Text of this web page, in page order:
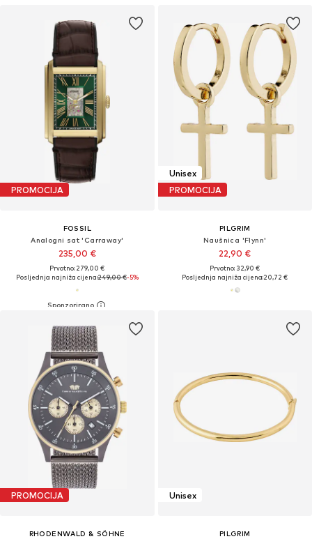
PROMOCIJA
FOSSIL
Analogni sat 'Carraway'
235,00 €
Prvotno: 279,00 €
Posljednja najniža cijena:249,00 €-5%
Unisex
PROMOCIJA
PILGRIM
Naušnica 'Flynn'
22,90 €
Prvotno: 32,90 €
Posljednja najniža cijena:20,72 €
PROMOCIJA
RHODENWALD & SÖHNE
Unisex
PILGRIM